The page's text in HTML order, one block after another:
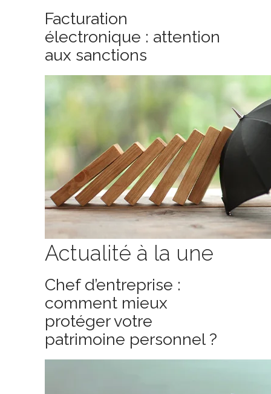
Facturation
électronique : attention
aux sanctions
Actualité à la une
Chef d’entreprise :
comment mieux
protéger votre
patrimoine personnel ?